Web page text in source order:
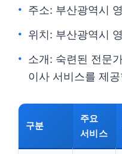
주소: 부산광역시
위치: 부산광역시
소개: 숙련된 전문
이사 서비스를 제
구분
주요
서비스